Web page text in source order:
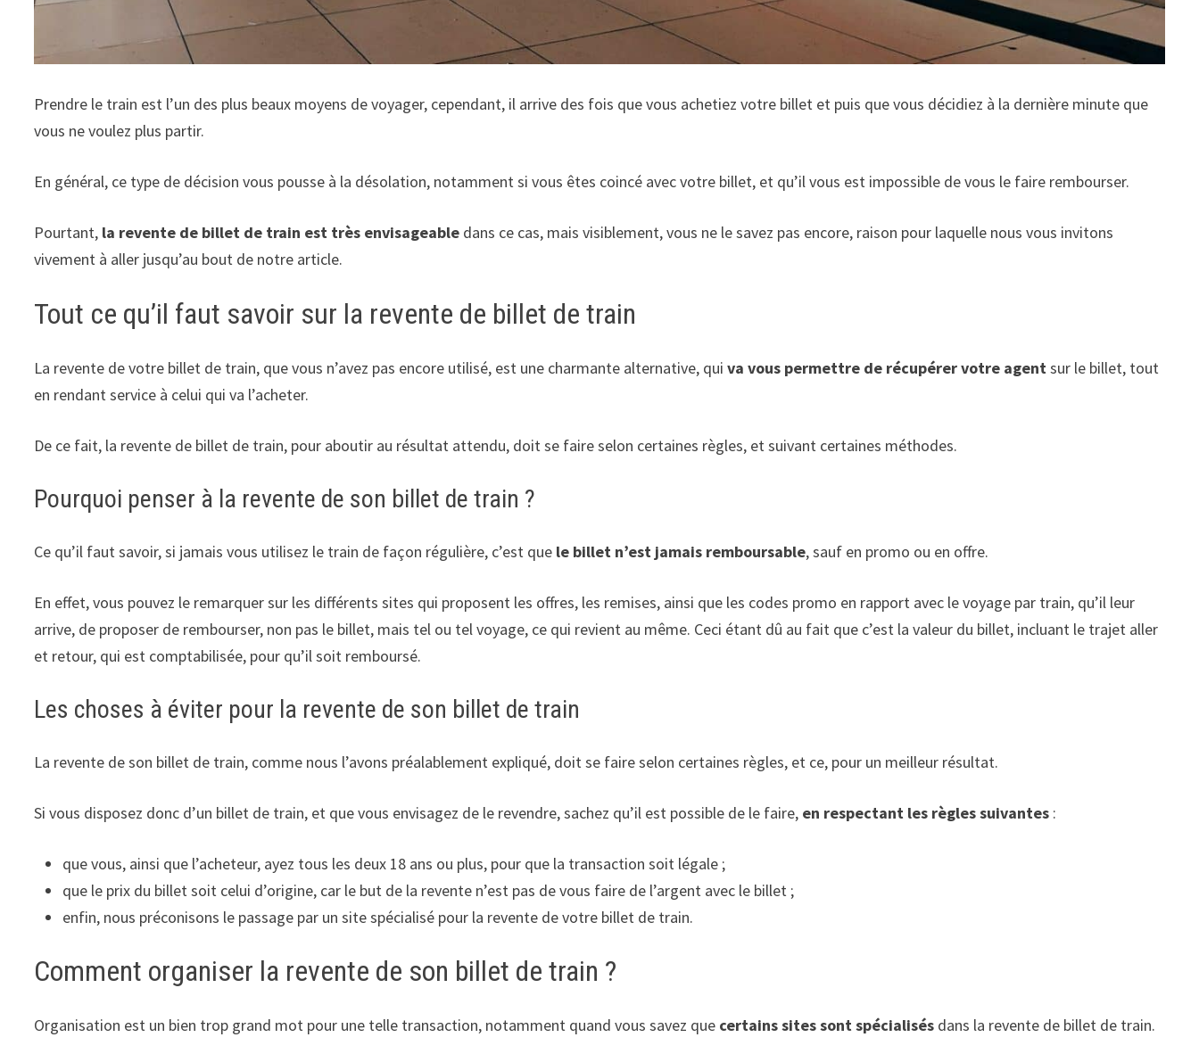
Prendre le train est l’un des plus beaux moyens de voyager, cependant, il arrive des fois que vous achetiez votre billet et puis que vous décidiez à la dernière minute que
vous ne voulez plus partir.
En général, ce type de décision vous pousse à la désolation, notamment si vous êtes coincé avec votre billet, et qu’il vous est impossible de vous le faire rembourser.
Pourtant, la revente de billet de train est très envisageable dans ce cas, mais visiblement, vous ne le savez pas encore, raison pour laquelle nous vous invitons
vivement à aller jusqu’au bout de notre article.
Tout ce qu’il faut savoir sur la revente de billet de train
La revente de votre billet de train, que vous n’avez pas encore utilisé, est une charmante alternative, quiva vous permettre de récupérer votre agentsur le billet, tout
en rendant service à celui qui va l’acheter.
De ce fait, la revente de billet de train, pour aboutir au résultat attendu, doit se faire selon certaines règles, et suivant certaines méthodes.
Pourquoi penser à la revente de son billet de train ?
Ce qu’il faut savoir, si jamais vous utilisez le train de façon régulière, c’est que le billet n’est jamais remboursable, sauf en promo ou en offre.
En effet, vous pouvez le remarquer sur les différents sites qui proposent les offres, les remises, ainsi que les codes promo en rapport avec le voyage par train, qu’il leur
arrive, de proposer de rembourser, non pas le billet, mais tel ou tel voyage, ce qui revient au même. Ceci étant dû au fait que c’est la valeur du billet, incluant le trajet aller
et retour, qui est comptabilisée, pour qu’il soit remboursé.
Les choses à éviter pour la revente de son billet de train
La revente de son billet de train, comme nous l’avons préalablement expliqué, doit se faire selon certaines règles, et ce, pour un meilleur résultat.
Si vous disposez donc d’un billet de train, et que vous envisagez de le revendre, sachez qu’il est possible de le faire, en respectant les règles suivantes :
que vous, ainsi que l’acheteur, ayez tous les deux 18 ans ou plus, pour que la transaction soit légale ;
que le prix du billet soit celui d’origine, car le but de la revente n’est pas de vous faire de l’argent avec le billet ;
enfin, nous préconisons le passage par un site spécialisé pour la revente de votre billet de train.
Comment organiser la revente de son billet de train ?
Organisation est un bien trop grand mot pour une telle transaction, notamment quand vous savez que certains sites sont spécialisés dans la revente de billet de train.